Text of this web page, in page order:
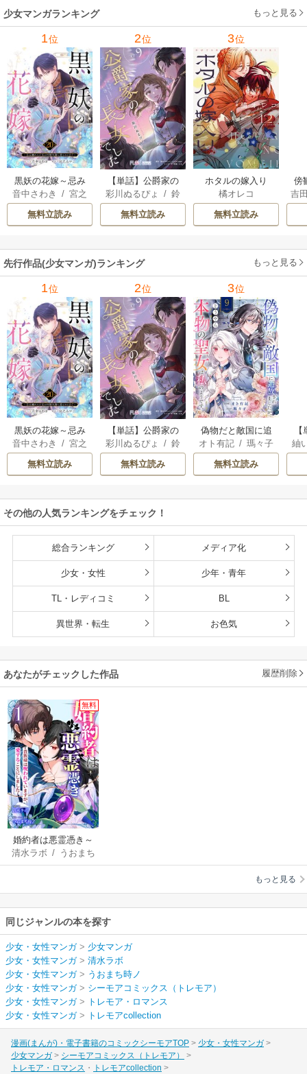
少女マンガランキング もっと見る
1位
黒妖の花嫁～忌み
嫌われた私が冷酷
大尉に愛されるま
で～
音中さわき /宮之
みやこ
無料立読み
2位
【単話】公爵家の
長女でした
彩川ぬるぴょ /鈴
音さや /
無料立読み
3位
ホタルの嫁入り
橘オレコ
無料立読み
傍
吉
先行作品(少女マンガ)ランキング もっと見る
1位
黒妖の花嫁～忌み
嫌われた私が冷酷
大尉に愛されるま
で～
音中さわき /宮之
みやこ
無料立読み
2位
【単話】公爵家の
長女でした
彩川ぬるぴょ /鈴
音さや/たむ
無料立読み
3位
偽物だと敵国に追
放されましたが、
どうやら本物の聖
女は私のようで
オト有記 /瑪々子
無料立読み
ら
紬
その他の人気ランキングをチェック！
総合ランキング メディア化
少女・女性 少年・青年
TL・レディコミ BL
異世界・転生 お色気
あなたがチェックした作品 履歴削除
無料
婚約者は悪霊憑き～
貴族様は呪われてい
ますが、愛すること
清水ラボ / うおまち
時ノ
もっと見る
同じジャンルの本を探す
少女・女性マンガ> 少女マンガ
少女・女性マンガ> 清水ラボ
少女・女性マンガ> うおまち時ノ
少女・女性マンガ> シーモアコミックス（トレモア）
少女・女性マンガ> トレモア・ロマンス
少女・女性マンガ> トレモアcollection
漫画(まんが)・電子書籍のコミックシーモアTOP
少女・女性マンガ
少女マンガ
シーモアコミックス（トレモア）
トレモア・ロマンス
トレモアcollection